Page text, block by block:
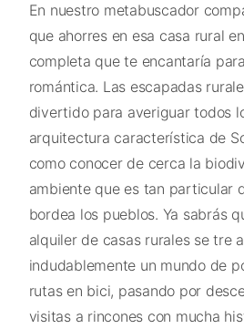
En nuestro metabuscador
que ahorres en esa casa rural
completa que te encantaría
romántica. Las escapadas
divertido para averiguar todos
arquitectura característica de
como conocer de cerca la
ambiente que es tan particular
bordea los pueblos. Ya sabrás
alquiler de casas rurales se tre
indudablemente un mundo de
rutas en bici, pasando por
visitas a rincones con mucha